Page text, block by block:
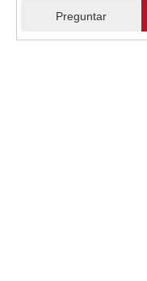
Preguntar